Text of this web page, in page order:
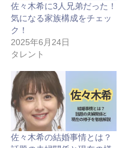
佐々木希に3人兄弟だった！
気になる家族構成をチェッ
ク！
2025年6月24日
タレント
佐々木希の結婚事情とは？